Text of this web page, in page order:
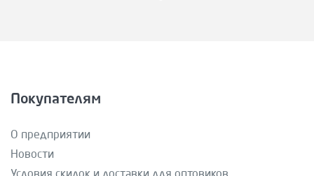
Покупателям
О предприятии
Новости